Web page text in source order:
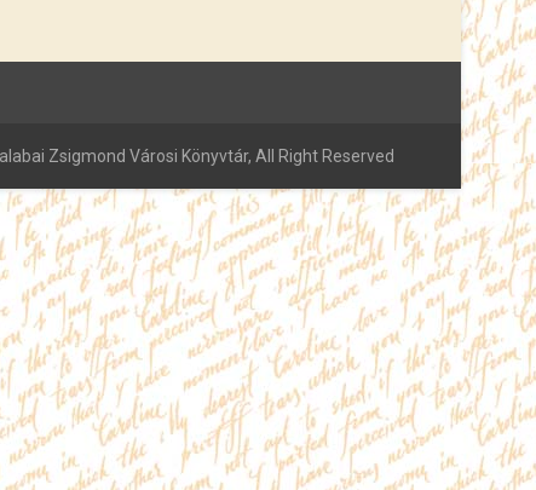
Zsigmond Városi Könyvtár, All Right Reserved